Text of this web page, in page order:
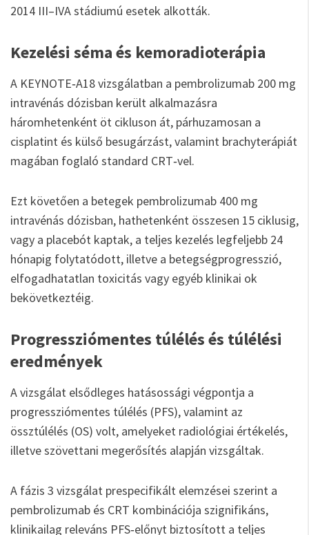
2014 III–IVA stádiumú esetek alkották.
Kezelési séma és kemoradioterápia
A KEYNOTE‑A18 vizsgálatban a pembrolizumab 200 mg
intravénás dózisban került alkalmazásra
háromhetenként öt cikluson át, párhuzamosan a
cisplatint és külső besugárzást, valamint brachyterápiát
magában foglaló standard CRT‑vel.
Ezt követően a betegek pembrolizumab 400 mg
intravénás dózisban, hathetenként összesen 15 ciklusig,
vagy a placebót kaptak, a teljes kezelés legfeljebb 24
hónapig folytatódott, illetve a betegségprogresszió,
elfogadhatatlan toxicitás vagy egyéb klinikai ok
bekövetkeztéig.
Progressziómentes túlélés és túlélési
eredmények
A vizsgálat elsődleges hatásossági végpontja a
progressziómentes túlélés (PFS), valamint az
össztúlélés (OS) volt, amelyeket radiológiai értékelés,
illetve szövettani megerősítés alapján vizsgáltak.
A fázis 3 vizsgálat prespecifikált elemzései szerint a
pembrolizumab és CRT kombinációja szignifikáns,
klinikailag releváns PFS‑előnyt biztosított a teljes